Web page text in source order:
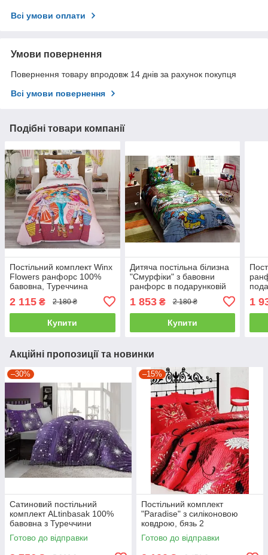
Всі умови оплати
Умови повернення
Повернення товару впродовж 14 днів за рахунок покупця
Всі умови повернення
Подібні товари компанії
Постільний комплект Winx
Flowers ранфорс 100%
бавовна, Туреччина
2 115 ₴ 2 180 ₴
Купити
Дитяча постільна білизна
"Смурфіки" з бавовни
ранфорс в подарунковій
1 853₴ 2 180 ₴
Купити
1
Акційні пропозиції та новинки
–30%
Сатиновий постільний
комплект ALtinbasak 100%
бавовна з Туреччини
двоспальний - євро
Готово до відправки
–15%
Постільний комплект
"Paradise" з силіконовою
ковдрою, бязь 2
Готово до відправки